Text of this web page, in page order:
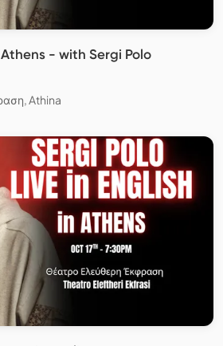
- with Sergi Polo
Athina